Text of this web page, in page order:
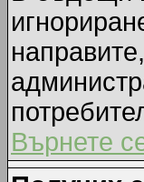
Върнете